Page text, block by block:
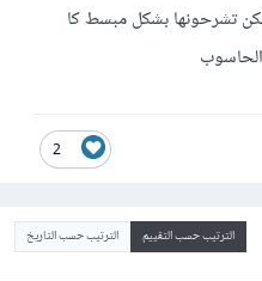
تشرحونها بشكل مبسط كا
2
الترتيب حسب التقييم الترتيب حسب التاريخ